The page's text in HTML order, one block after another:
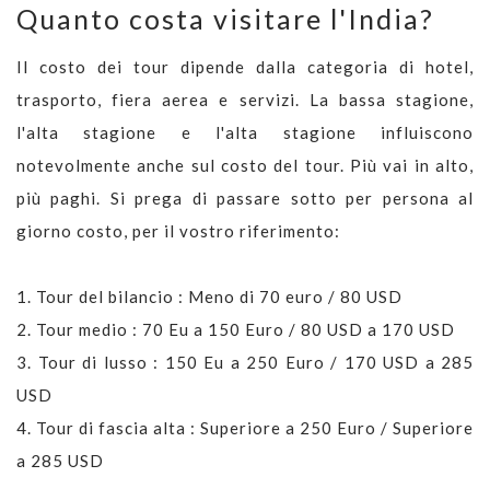
Quanto costa visitare l'India?
Il costo dei tour dipende dalla categoria di hotel,
trasporto, fiera aerea e servizi. La bassa stagione,
l'alta stagione e l'alta stagione influiscono
notevolmente anche sul costo del tour. Più vai in alto,
più paghi. Si prega di passare sotto per persona al
giorno costo, per il vostro riferimento:
1. Tour del bilancio : Meno di 70 euro / 80 USD
2. Tour medio : 70 Eu a 150 Euro / 80 USD a 170 USD
3. Tour di lusso : 150 Eu a 250 Euro / 170 USD a 285
USD
4. Tour di fascia alta : Superiore a 250 Euro / Superiore
a 285 USD